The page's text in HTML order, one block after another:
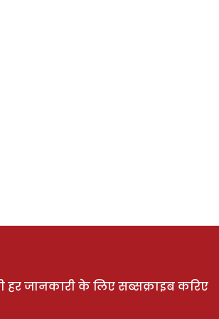
हर जानकारी के लिए सब्सक्राइब करिए